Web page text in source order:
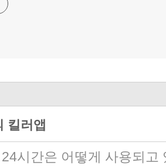
킬러앱
시간은 어떻게 사용되고